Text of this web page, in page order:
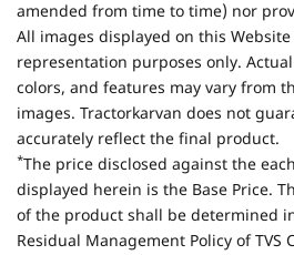
amended from time to time) nor
All images displayed on this
representation purposes only.
colors, and features may vary from
images. Tractorkarvan does not
accurately reflect the final product.
*The price disclosed against the
displayed herein is the Base Price.
of the product shall be determined
Residual Management Policy of TVS